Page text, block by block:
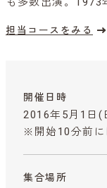
担当コースをみる
開催日時
2016年5月1日(
※開始10分前に
集合場所